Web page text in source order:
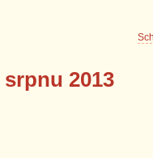
2013